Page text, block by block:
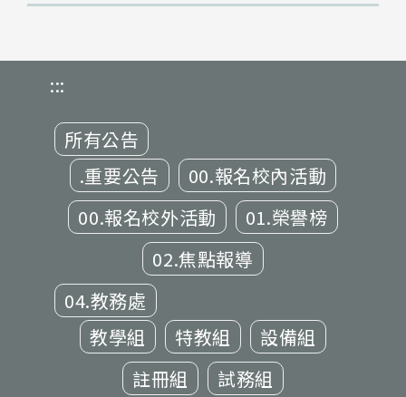
:::
所有公告
.重要公告
00.報名校內活動
00.報名校外活動
01.榮譽榜
02.焦點報導
04.教務處
教學組
特教組
設備組
註冊組
試務組